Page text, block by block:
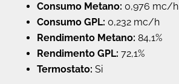
Consumo Metano: 0,976 mc/h
Consumo GPL: 0,232 mc/h
Rendimento Metano: 84,1%
Rendimento GPL: 72,1%
Termostato: Si